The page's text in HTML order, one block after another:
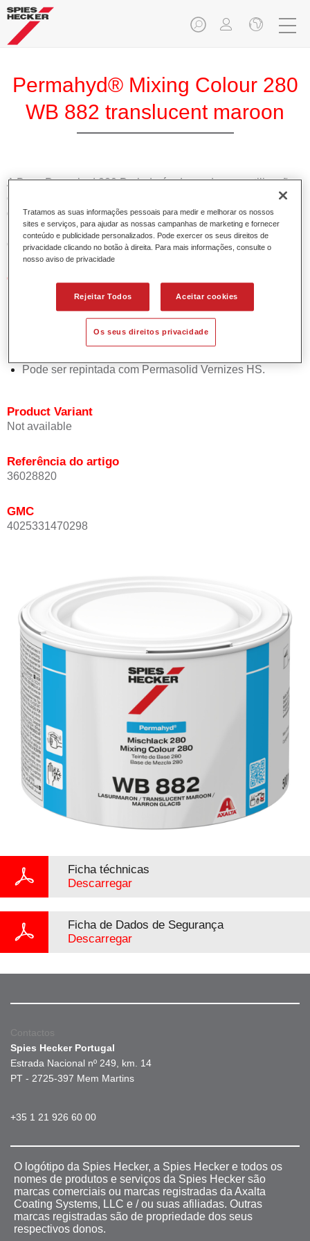
Permahyd® Mixing Colour 280
WB 882 translucent maroon
A Base Permahyd 280 Perlado é adequada para utilização
com Permahyd Base Bicamada Nacarada 285, um sistema
de base bicamada aquosa de alta qualidade. Está baseada
numa tecnologia especial de dispersão de poliuretano para
cores sólidas e de efeitos.
Características do produto
Permite uma aplicação simples e rápida numa operação
de 1.5 demãos.
Oferece boa estabilidade vertical.
Pode ser repintada com Permasolid Vernizes HS.
Product Variant
Not available
Referência do artigo
36028820
GMC
4025331470298
Ficha téchnicas
Descarregar
Ficha de Dados de Segurança
Descarregar
Contactos
Spies Hecker Portugal
Estrada Nacional nº 249, km. 14
PT - 2725-397 Mem Martins
+35 1 21 926 60 00
O logótipo da Spies Hecker, a Spies Hecker e todos os
nomes de produtos e serviços da Spies Hecker são
marcas comerciais ou marcas registradas da Axalta
Coating Systems, LLC e / ou suas afiliadas. Outras
marcas registradas são de propriedade dos seus
respectivos donos.
Tratamos as suas informações pessoais para medir e melhorar os nossos
sites e serviços, para ajudar as nossas campanhas de marketing e fornecer
conteúdo e publicidade personalizados. Pode exercer os seus direitos de
privacidade clicando no botão à direita. Para mais informações, consulte o
nosso aviso de privacidade
Rejeitar Todos Aceitar cookies
Os seus direitos privacidade